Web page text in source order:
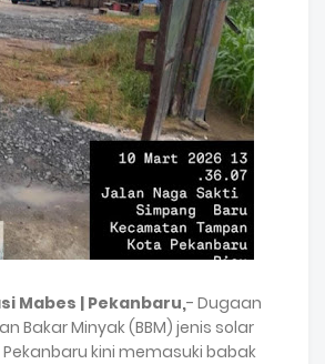
Mabes | Pekanbaru,- Dugaan
Bakar Minyak (BBM) jenis solar
kini memasuki babak